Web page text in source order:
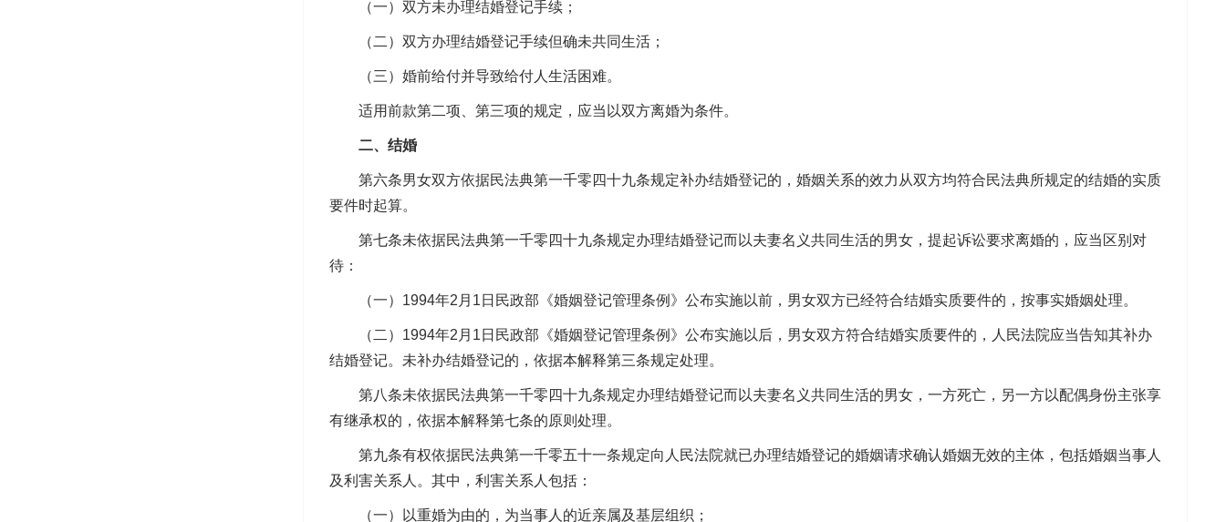
（一）双方未办理结婚登记手续；
（二）双方办理结婚登记手续但确未共同生活；
（三）婚前给付并导致给付人生活困难。
适用前款第二项、第三项的规定，应当以双方离婚为条件。
二、结婚
第六条男女双方依据民法典第一千零四十九条规定补办结婚登记的，婚姻关系的效力从双方均符合民法典所规定的结婚的实质
要件时起算。
第七条未依据民法典第一千零四十九条规定办理结婚登记而以夫妻名义共同生活的男女，提起诉讼要求离婚的，应当区别对
待：
（一）1994年2月1日民政部《婚姻登记管理条例》公布实施以前，男女双方已经符合结婚实质要件的，按事实婚姻处理。
（二）1994年2月1日民政部《婚姻登记管理条例》公布实施以后，男女双方符合结婚实质要件的，人民法院应当告知其补办
结婚登记。未补办结婚登记的，依据本解释第三条规定处理。
第八条未依据民法典第一千零四十九条规定办理结婚登记而以夫妻名义共同生活的男女，一方死亡，另一方以配偶身份主张享
有继承权的，依据本解释第七条的原则处理。
第九条有权依据民法典第一千零五十一条规定向人民法院就已办理结婚登记的婚姻请求确认婚姻无效的主体，包括婚姻当事人
及利害关系人。其中，利害关系人包括：
（一）以重婚为由的，为当事人的近亲属及基层组织；